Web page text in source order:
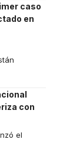
caso
en
con
el